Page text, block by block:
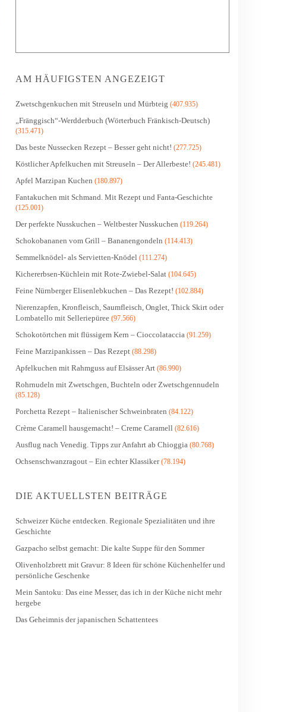
AM HÄUFIGSTEN ANGEZEIGT
Zwetschgenkuchen mit Streuseln und Mürbteig (407.935)
„Fränggisch“-Werdderbuch (Wörterbuch Fränkisch-Deutsch)
(315.471)
Das beste Nussecken Rezept – Besser geht nicht! (277.725)
Köstlicher Apfelkuchen mit Streuseln – Der Allerbeste! (245.481)
Apfel Marzipan Kuchen (180.897)
Fantakuchen mit Schmand. Mit Rezept und Fanta-Geschichte
(125.001)
Der perfekte Nusskuchen – Weltbester Nusskuchen (119.264)
Schokobananen vom Grill – Bananengondeln (114.413)
Semmelknödel- als Servietten-Knödel (111.274)
Kichererbsen-Küchlein mit Rote-Zwiebel-Salat (104.645)
Feine Nürnberger Elisenlebkuchen – Das Rezept! (102.884)
Nierenzapfen, Kronfleisch, Saumfleisch, Onglet, Thick Skirt oder
Lombatello mit Selleriepüree (97.566)
Schokotörtchen mit flüssigem Kern – Cioccolataccia (91.259)
Feine Marzipankissen – Das Rezept (88.298)
Apfelkuchen mit Rahmguss auf Elsässer Art (86.990)
Rohrnudeln mit Zwetschgen, Buchteln oder Zwetschgennudeln
(85.128)
Porchetta Rezept – Italienischer Schweinbraten (84.122)
Crème Caramell hausgemacht! – Creme Caramell (82.616)
Ausflug nach Venedig. Tipps zur Anfahrt ab Chioggia (80.768)
Ochsenschwanzragout – Ein echter Klassiker(78.194)
DIE AKTUELLSTEN BEITRÄGE
Schweizer Küche entdecken. Regionale Spezialitäten und ihre
Geschichte
Gazpacho selbst gemacht: Die kalte Suppe für den Sommer
Olivenholzbrett mit Gravur: 8 Ideen für schöne Küchenhelfer und
persönliche Geschenke
Mein Santoku: Das eine Messer, das ich in der Küche nicht mehr
hergebe
Das Geheimnis der japanischen Schattentees